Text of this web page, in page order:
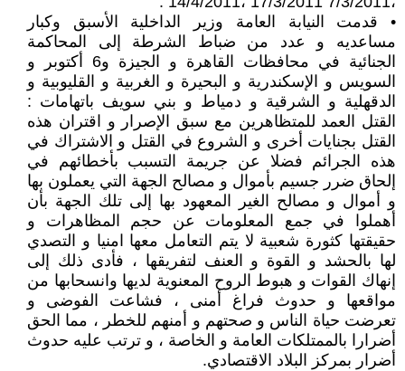
• قدمت النيابة العامة وزير الداخلية الأسبق وكبار
مساعديه و عدد من ضباط الشرطة إلى المحاكمة
الجنائية في محافظات القاهرة و الجيزة و6 أكتوبر و
السويس و الإسكندرية و البحيرة و الغربية و القليوبية و
الدقهلية و الشرقية و دمياط و بني سويف باتهامات :
القتل العمد للمتظاهرين مع سبق الإصرار و اقتران هذه
القتل بجنايات أخرى و الشروع في القتل و الاشتراك في
هذه الجرائم فضلا عن جريمة التسبب بأخطائهم في
إلحاق ضرر جسيم بأموال و مصالح الجهة التي يعملون بها
و أموال و مصالح الغير المعهود بها إلى تلك الجهة بأن
أهملوا في جمع المعلومات عن حجم المظاهرات و
حقيقتها كثورة شعبية لا يتم التعامل معها امنيا و التصدي
لها بالحشد و القوة و العنف لتفريقها ، فأدى ذلك إلى
إنهاك القوات و هبوط الروح المعنوية لديها وانسحابها من
مواقعها و حدوث فراغ أمنى ، فشاعت الفوضى و
تعرضت حياة الناس و صحتهم و أمنهم للخطر ، مما الحق
أضرارا بالممتلكات العامة و الخاصة ، و ترتب عليه حدوث
أضرار بمركز البلاد الاقتصادي.